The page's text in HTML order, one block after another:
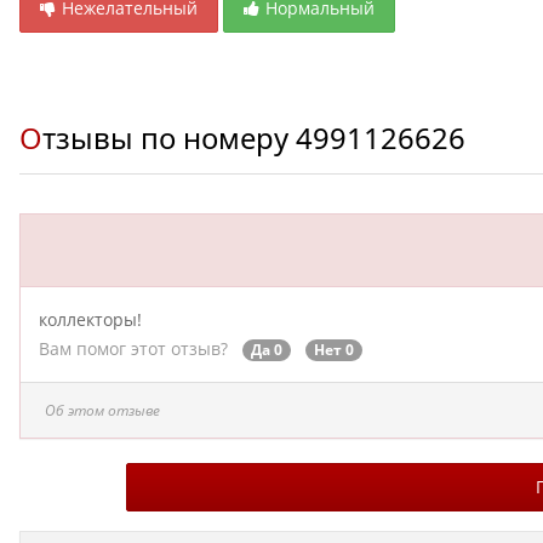
Нежелательный Нормальный
Отзывы по номеру4991126626
коллекторы!
Вам помог этот отзыв?
Да 0 Нет 0
Об этом отзыве